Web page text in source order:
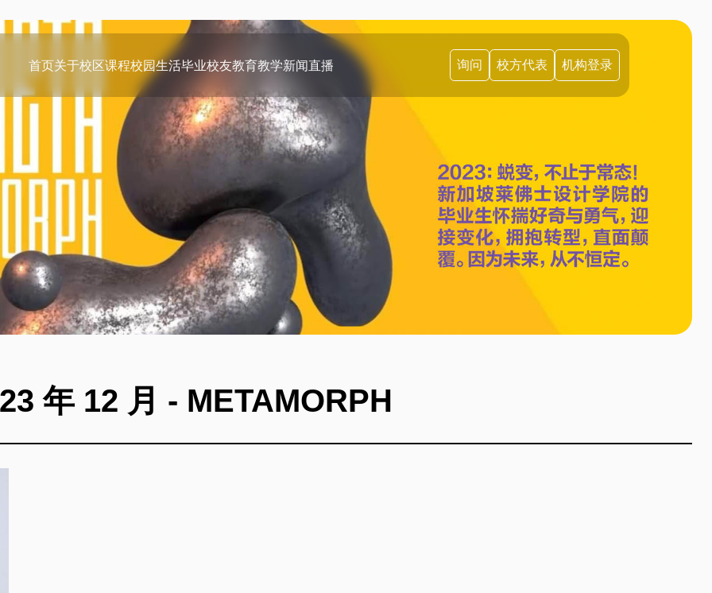
首页关于校区课程校园生活毕业校友教育教学新闻直播 询问 校方代表 机构登录
年 12 月 - METAMORPH